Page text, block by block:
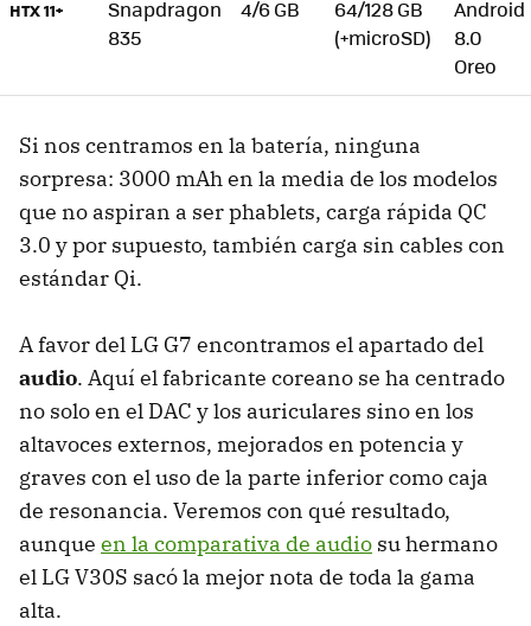
HTX 11+
Snapdragon
835
4/6 GB
64/128 GB
(+microSD)
Android
8.0
Oreo
Si nos centramos en la batería, ninguna
sorpresa: 3000 mAh en la media de los modelos
que no aspiran a ser phablets, carga rápida QC
3.0 y por supuesto, también carga sin cables con
estándar Qi.
A favor del LG G7 encontramos el apartado del
audio. Aquí el fabricante coreano se ha centrado
no solo en el DAC y los auriculares sino en los
altavoces externos, mejorados en potencia y
graves con el uso de la parte inferior como caja
de resonancia. Veremos con qué resultado,
aunque en la comparativa de audio su hermano
el LG V30S sacó la mejor nota de toda la gama
alta.